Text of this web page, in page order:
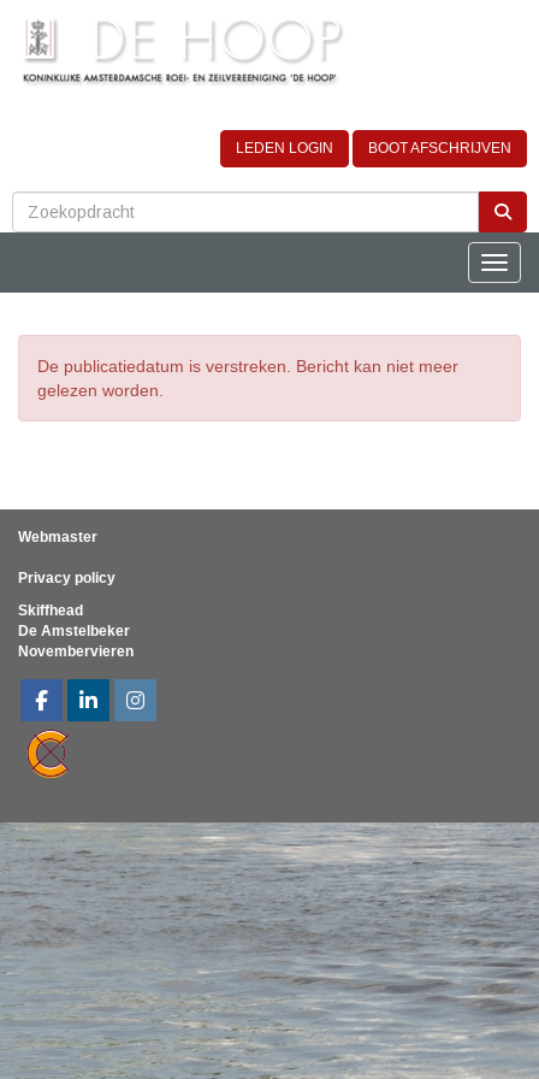
LEDEN LOGIN BOOT AFSCHRIJVEN
De publicatiedatum is verstreken. Bericht kan niet meer
gelezen worden.
Webmaster
Privacy policy
Skiffhead
De Amstelbeker
Novembervieren